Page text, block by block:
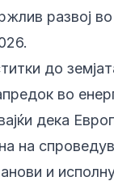
развој
до
во
дека
на
и